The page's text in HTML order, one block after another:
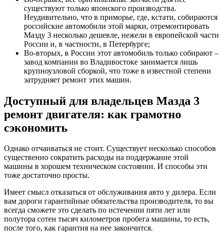
существуют только японского производства.
Неудивительно, что в приморье, где, кстати, собираются
российские автомобили этой марки, отремонтировать
Мазду 3 несколько дешевле, нежели в европейской части
России и, в частности, в Петербурге;
Во-вторых, в России этот автомобиль только собирают –
завод компании во Владивостоке занимается лишь
крупноузловой сборкой, что тоже в известной степени
затрудняет ремонт этих машин.
Доступный для владельцев Мазда 3
ремонт двигателя: как грамотно
сэкономить
Однако отчаиваться не стоит. Существует несколько способов
существенно сократить расходы на поддержание этой
машины в хорошем техническом состоянии. И способы эти
тоже достаточно просты.
Имеет смысл отказаться от обслуживания авто у дилера. Если
вам дороги гарантийные обязательства производителя, то вы
всегда сможете это сделать по истечении пяти лет или
полутора сотен тысяч километров пробега машины, то есть,
после того, как гарантия на нее закончится.